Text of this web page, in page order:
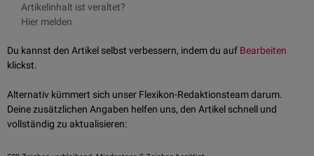
Alveolarknochen und Zahnzement (
aus geflechtartigem straffen
Kollagenfasern, die so genannten
Sharpey-Fasern , in den Zahnzement
und den Alveolarknochen abgibt. Diese dienen der Fixierung des Zahnes
Weiterhin enthält die WurzelhautKapillarenundNerven, die durch das
innerhalb der Spitze der Zahnwurzel gelegene Foramen (Foramen apicis
dentis) in das Zahnmark (Pulpa dentis
Artikelinhalt ist veraltet?
Hier melden
Du kannst den Artikel selbst verbessern, indem du auf Bearbeiten
klickst.
Alternativ kümmert sich unser Flexikon-Redaktionsteam darum.
Deine zusätzlichen Angaben helfen uns, den Artikel schnell und
vollständig zu aktualisieren: